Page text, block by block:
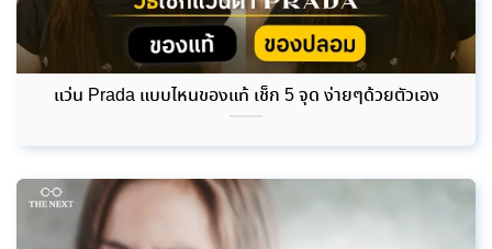
แว่น Prada แบบไหนของแท้ เช็ก 5 จุด ง่ายๆด้วยตัวเอง